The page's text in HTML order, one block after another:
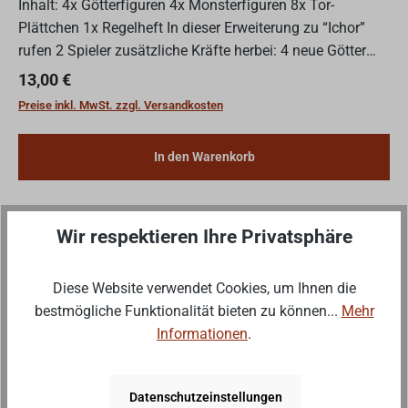
Inhalt: 4x Götterfiguren 4x Monsterfiguren 8x Tor-
Plättchen 1x Regelheft In dieser Erweiterung zu “Ichor”
rufen 2 Spieler zusätzliche Kräfte herbei: 4 neue Götter
und 4 neue Monster verstärken das Grundspiel. Die ne...
Regulärer Preis:
13,00 €
Preise inkl. MwSt. zzgl. Versandkosten
In den Warenkorb
Wenige verfügbar
Wir respektieren Ihre Privatsphäre
Diese Website verwendet Cookies, um Ihnen die
bestmögliche Funktionalität bieten zu können... Mehr
Informationen.
Datenschutzeinstellungen